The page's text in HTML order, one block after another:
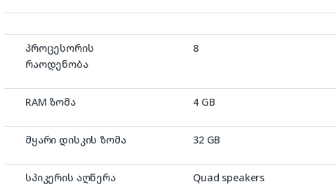
პროცესორის
რაოდენობა
8
RAM ზომა ‎4 GB
მყარი დისკის ზომა 32 GB
სპიკერის აღწერა ‎Quad speakers